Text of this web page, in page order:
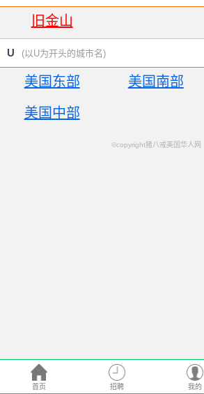
首页 招聘 我的
旧金山
U (以U为开头的城市名)
美国东部 美国南部
美国中部
©copyright猪八戒美国华人网